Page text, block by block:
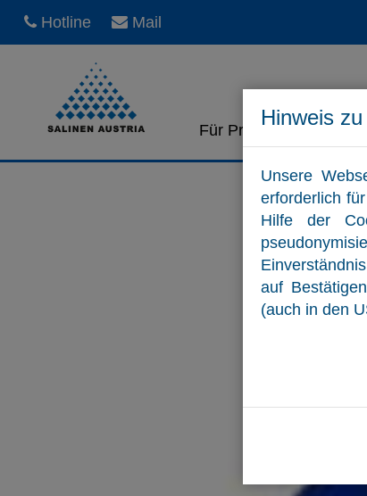
Hotline Mail
Für Private Für
Hinweis
Unsere
erforderlich
Hilfe der
auf
(auch in den